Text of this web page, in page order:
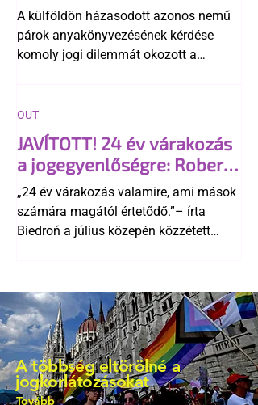
A külföldön házasodott azonos nemű
párok anyakönyvezésének kérdése
komoly jogi dilemmát okozott a
egyértelműen tiltja a házasságuk
elismerését. Közben az ellenzéken belül
is vita robbant ki arról, hogy vissza
kellene-e vonni a kormány konzervatív
alkotmánymódosítását
JAVÍTOTT! 24 év várakozás
a jogegyenlőségre: Robert
Biedroń megindító üzenete
a lengyel bejegyzett
élettársi kapcsolatokért
„24 év várakozás valamire, ami mások
számára magától értetődő.”– írta
Biedroń a július közepén közzétett
OUT
A többség eltörölné a
jogkorlátozásokat
Tovább